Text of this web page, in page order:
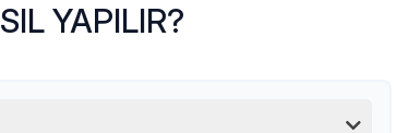
YAPILIR?